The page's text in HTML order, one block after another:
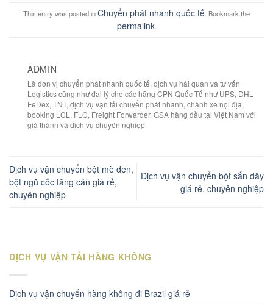
This entry was posted inChuyển phát nhanh quốc tế . Bookmark the
permalink.
ADMIN
Là đơn vị chuyển phát nhanh quốc tế, dịch vụ hải quan va tư vấn
Logistics cũng như đại lý cho các hãng CPN Quốc Tế như UPS, DHL
FeDex, TNT, dịch vụ vận tải chuyển phát nhanh, chành xe nội địa,
booking LCL, FLC, Freight Forwarder, GSA hàng đầu tại Việt Nam với
giá thành và dịch vụ chuyên nghiệp
Dịch vụ vận chuyển bột mè đen,
bột ngũ cốc tăng cân giá rẻ,
chuyên nghiệp
Dịch vụ vận chuyển bột sắn dây
giá rẻ, chuyên nghiệp
DỊCH VỤ VẬN TẢI HÀNG KHÔNG
Dịch vụ vận chuyển hàng không đi Brazil giá rẻ